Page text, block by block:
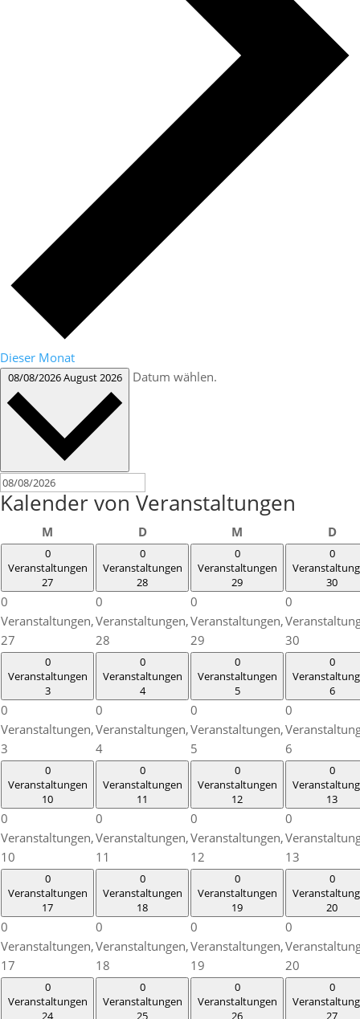
Dieser Monat
08/08/2026August 2026 Datum wählen.
Kalender von Veranstaltungen
M DDienstag M D
0
Veranstaltungen
27
0
Veranstaltungen,
27
0
Veranstaltungen
28
0
Veranstaltungen,
28
0
Veranstaltungen
29
0
Veranstaltungen,
29
0
30
0
30
0
Veranstaltungen
3
0
Veranstaltungen,
3
0
Veranstaltungen
4
0
Veranstaltungen,
4
0
Veranstaltungen
5
0
Veranstaltungen,
5
0
6
0
6
0
Veranstaltungen
10
0
Veranstaltungen,
10
0
Veranstaltungen
11
0
Veranstaltungen,
11
0
Veranstaltungen
12
0
Veranstaltungen,
12
0
13
0
13
0
Veranstaltungen
17
0
Veranstaltungen,
17
0
Veranstaltungen
18
0
Veranstaltungen,
18
0
Veranstaltungen
19
0
Veranstaltungen,
19
0
20
0
20
0
Veranstaltungen
24
0
Veranstaltungen
25
0
Veranstaltungen
26
0
27